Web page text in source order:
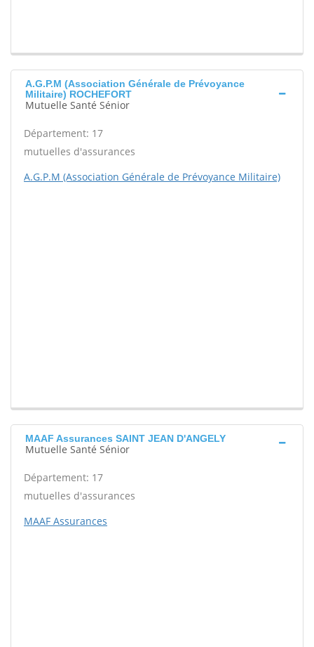
A.G.P.M (Association Générale de Prévoyance
Militaire) ROCHEFORT
Mutuelle Santé Sénior
Département: 17
mutuelles d'assurances
A.G.P.M (Association Générale de Prévoyance Militaire)
MAAF Assurances SAINT JEAN D'ANGELY
Mutuelle Santé Sénior
Département: 17
mutuelles d'assurances
MAAF Assurances